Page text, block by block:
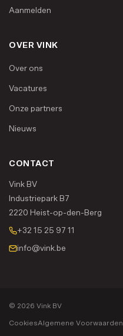
Aanmelden
OVER VINK
Over ons
Vacatures
Onze partners
Nieuws
CONTACT
Vink BV
Industriepark B7
2220 Heist-op-den-Berg
+32 15 25 97 11
info@vink.be
© 2026 Vink BV
CookiesAlgemene Voorwaarden